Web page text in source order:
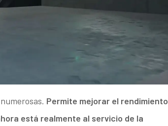
Permite mejorar el rendimiento
está realmente al servicio de la